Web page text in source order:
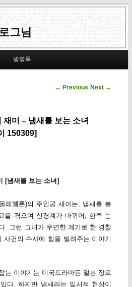
그님
방명록
Post navigation
← Previous Next →
미 – 냄새를 보는 소녀
150309]
[냄새를 보는 소녀]
레웹툰)의 주인공 새아는, 냄새를 볼
를 겪으며 신경계가 바뀌어, 한쪽 눈
. 그런 그녀가 우연한 계기로 한 경찰
사건의 수사에 힘을 빌려주는 이야기
는 이야기는 미국드라마든 일본 장르
다. 하지만 냄새라는 일시적 현상이